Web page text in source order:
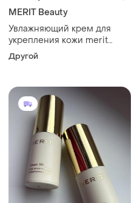
MERIT Beauty
Увлажняющий крем для
укрепления кожи merit
great skin priming and
firming moisturizer
Другой